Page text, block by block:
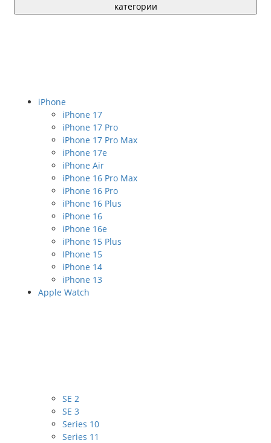
категории
iPhone
iPhone 17
iPhone 17 Pro
iPhone 17 Pro Max
iPhone 17e
iPhone Air
iPhone 16 Pro Max
iPhone 16 Pro
iPhone 16 Plus
iPhone 16
iPhone 16e
iPhone 15 Plus
IPhone 15
iPhone 14
iPhone 13
Apple Watch
SE 2
SE 3
Series 10
Series 11